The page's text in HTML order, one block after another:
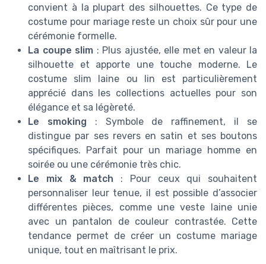
convient à la plupart des silhouettes. Ce type de
costume pour mariage reste un choix sûr pour une
cérémonie formelle.
La coupe slim : Plus ajustée, elle met en valeur la
silhouette et apporte une touche moderne. Le
costume slim laine ou lin est particulièrement
apprécié dans les collections actuelles pour son
élégance et sa légèreté.
Le smoking : Symbole de raffinement, il se
distingue par ses revers en satin et ses boutons
spécifiques. Parfait pour un mariage homme en
soirée ou une cérémonie très chic.
Le mix & match : Pour ceux qui souhaitent
personnaliser leur tenue, il est possible d’associer
différentes pièces, comme une veste laine unie
avec un pantalon de couleur contrastée. Cette
tendance permet de créer un costume mariage
unique, tout en maîtrisant le prix.